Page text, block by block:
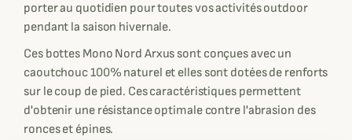
porter au quotidien pour toutes vos activités outdoor
pendant la saison hivernale.
Ces bottes Mono Nord Arxus sont conçues avec un
caoutchouc 100% naturel et elles sont dotées de renforts
sur le coup de pied. Ces caractéristiques permettent
d'obtenir une résistance optimale contre l'abrasion des
ronces et épines.